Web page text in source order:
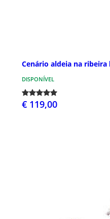
Cenário aldeia na ribeira
DISPONÍVEL
€ 119,00